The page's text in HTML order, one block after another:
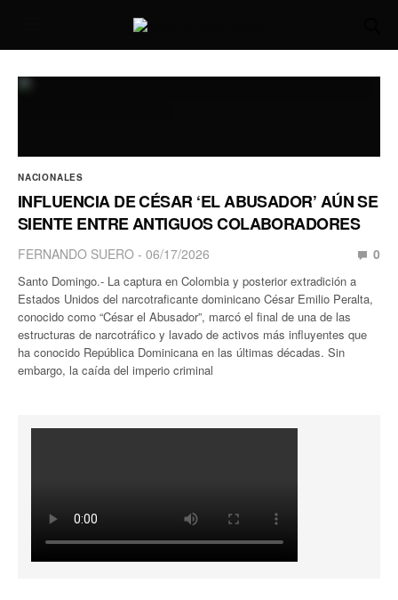
NACIONALES
INFLUENCIA DE CÉSAR ‘EL ABUSADOR’ AÚN SE
SIENTE ENTRE ANTIGUOS COLABORADORES
FERNANDO SUERO 06/17/2026 0
Santo Domingo.- La captura en Colombia y posterior extradición a
Estados Unidos del narcotraficante dominicano César Emilio Peralta,
conocido como “César el Abusador”, marcó el final de una de las
estructuras de narcotráfico y lavado de activos más influyentes que
ha conocido República Dominicana en las últimas décadas. Sin
embargo, la caída del imperio criminal